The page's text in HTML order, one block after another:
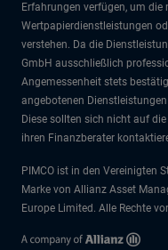
Erfahrungen verfügen, um die
Wertpapierdienstleistungen
verstehen. Da die
GmbH ausschließlich
Angemessenheit stets
angebotenen
Diese sollten sich nicht auf
ihren Finanzberater
PIMCO ist in den Vereinigten
Marke von Allianz Asset
Europe Limited. Alle Rechte